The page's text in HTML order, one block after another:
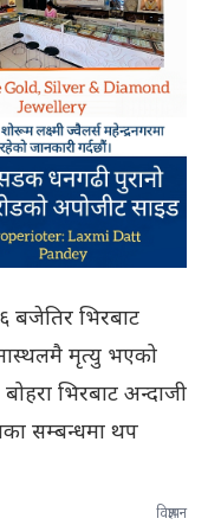
बजेतिर भिरबाट
मृत्यु भएको
भिरबाट अन्दाजी
सम्बन्धमा थप
विज्ञापन